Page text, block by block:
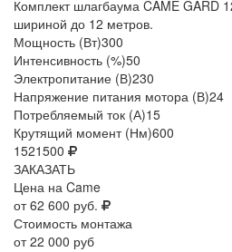
Комплект шлагбаума CAME GARD
шириной до 12 метров.
Мощность (Вт)300
Интенсивность (%)50
Электропитание (В)230
Напряжение питания мотора (В)24
Потребляемый ток (А)15
Крутящий момент (Нм)600
1521500
ЗАКАЗАТЬ
Цена на Came
от 62 600 руб.
Стоимость монтажа
от 22 000 руб